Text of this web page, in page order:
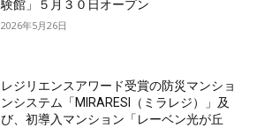
験館」５月３０日オープン
2026年5月26日
レジリエンスアワード受賞の防災マンショ
ンシステム「MIRARESI（ミラレジ）」及
び、初導入マンション「レーベン光が丘